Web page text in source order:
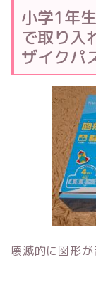
小学1年
で取り入
ザイクパ
壊滅的に図形が